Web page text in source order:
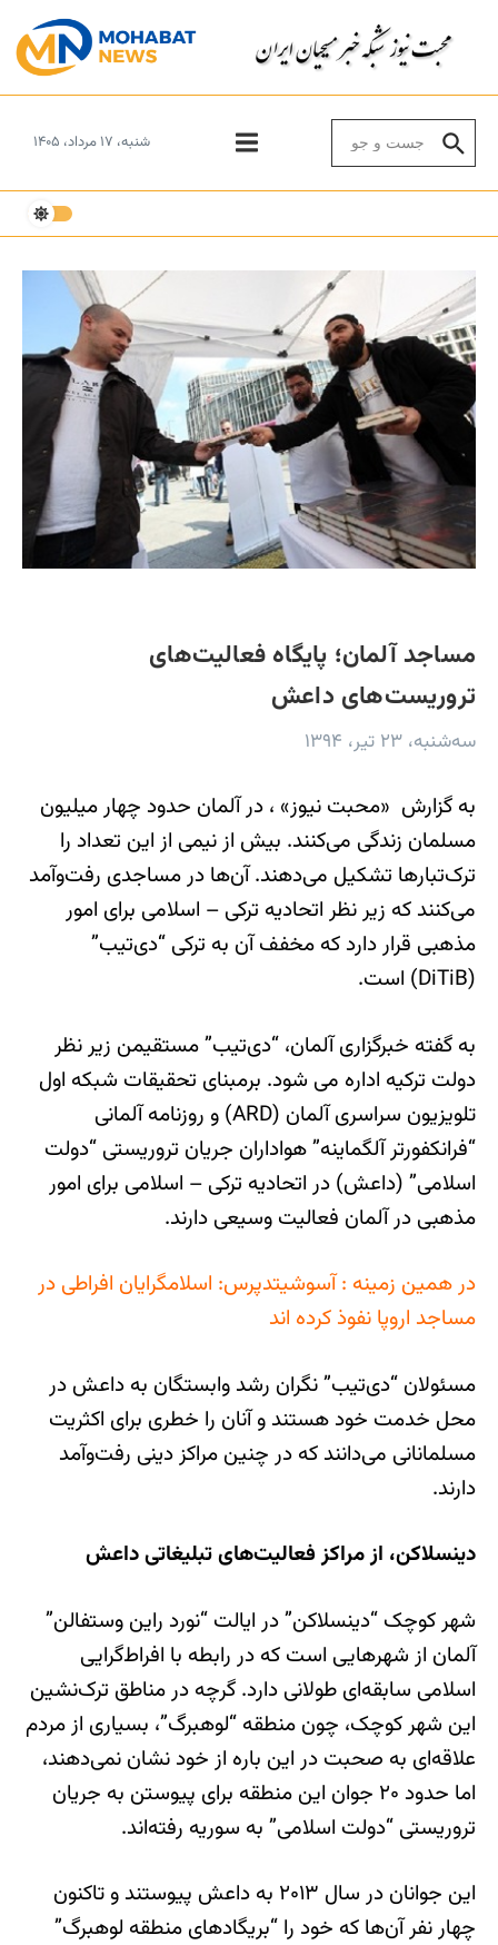
شنبه، ۱۷ مرداد، ۱۴۰۵
مساجد آلمان؛ پایگاه فعالیت‌های
تروریست‌های داعش
سه‌شنبه، ۲۳ تیر، ۱۳۹۴
به گزارش «محبت نیوز» ، در آلمان حدود چهار میلیون
مسلمان زندگی می‌کنند. بیش از نیمی از این تعداد را
ترک‌تبارها تشکیل می‌دهند. آن‌ها در مساجدی رفت‌و‌آمد
می‌کنند که زیر نظر اتحادیه ترکی – اسلامی برای امور
مذهبی قرار دارد که مخفف آن به ترکی “دی‌تیب”
(DiTiB) است.
به گفته خبرگزاری آلمان، “دی‌تیب” مستقیمن زیر نظر
دولت ترکیه اداره می شود. برمبنای تحقیقات شبکه اول
تلویزیون سراسری آلمان (ARD) و روزنامه آلمانی
“فرانکفورتر آلگماینه” هواداران جریان تروریستی “دولت
اسلامی” (داعش) در اتحادیه ترکی – اسلامی برای امور
مذهبی در آلمان فعالیت وسیعی دارند.
در همین زمینه :آسوشیتدپرس: اسلامگرایان افراطی در
مساجد اروپا نفوذ کرده اند
مسئولان “دی‌تیب” نگران رشد وابستگان به داعش در
محل خدمت خود هستند و آنان را خطری برای اکثریت
مسلمانانی می‌دانند که در چنین مراکز دینی رفت‌و‌آمد
دارند.
دینسلاکن، از مراکز فعالیت‌های تبلیغاتی داعش
شهر کوچک “دینسلاکن” در ایالت “نورد راین وستفالن”
آلمان از شهرهایی است که در رابطه با افراط‌گرایی
اسلامی سابقه‌ای طولانی دارد. گرچه در مناطق ترک‌نشین
این شهر کوچک، چون منطقه “لوهبرگ”، بسیاری از مردم
علاقه‌ای به صحبت در این باره از خود نشان نمی‌دهند،
اما حدود ۲۰ جوان این منطقه برای پیوستن به جریان
تروریستی “دولت اسلامی” به سوریه رفته‌اند.
این جوانان در سال ۲۰۱۳ به داعش پیوستند و تاکنون
چهار نفر آن‌ها که خود را “بریگادهای منطقه لوهبرگ”